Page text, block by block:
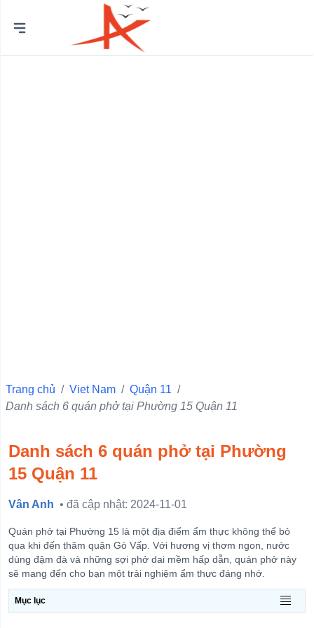
Quận Ba Đình
Quận 11
Quận 4
Quận 3
Quận 5
Quận Đống Đa
Quận Hai Bà Trưng
Quận Hoàn Kiếm
Trang chủ / Viet Nam / Quận 11 /
Danh sách 6 quán phở tại Phường 15 Quận 11
Danh sách 6 quán phở tại Phường
15 Quận 11
Vân Anh • đã cập nhật: 2024-11-01
Quán phở tại Phường 15 là một địa điểm ẩm thực không thể bỏ
qua khi đến thăm quận Gò Vấp. Với hương vị thơm ngon, nước
dùng đậm đà và những sợi phở dai mềm hấp dẫn, quán phở này
sẽ mang đến cho bạn một trải nghiệm ẩm thực đáng nhớ.
Mục lục